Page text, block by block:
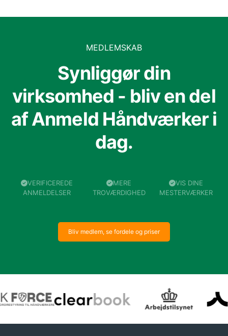
MEDLEMSKAB
Synliggør din
virksomhed - bliv en del
af Anmeld Håndværker i
dag.
VERIFICEREDE
ANMELDELSER
MERE
TROVÆRDIGHED
VIS DINE
MESTERVÆRKER
Bliv medlem, se fordele og priser